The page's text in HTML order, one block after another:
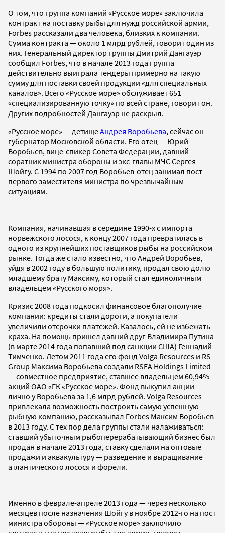
О том, что группа компаний «Русское море» заключила
контракт на поставку рыбы для нужд российской армии,
Forbes рассказали два человека, близких к компании.
Сумма контракта — около 1 млрд рублей, говорит один из
них. Генеральный директор группы Дмитрий Дангауэр
сообщил Forbes, что в начале 2013 года группа
действительно выиграла тендеры примерно на такую
сумму для поставки своей продукции «для специальных
каналов». Всего «Русское море» обслуживает 651
«специализированную точку» по всей стране, говорит он.
Других подробностей Дангауэр не раскрыл.
«Русское море» — детищеАндрея Воробьева, сейчас он
губернатор Московской области. Его отец — Юрий
Воробьев, вице-спикер Совета Федерации, давний
соратник министра обороны и экс-главы МЧС Сергея
Шойгу. С 1994 по 2007 год Воробьев-отец занимал пост
первого заместителя министра по чрезвычайным
ситуациям.
Компания, начинавшая в середине 1990-х с импорта
норвежского лосося, к концу 2007 года превратилась в
одного из крупнейших поставщиков рыбы на российском
рынке. Тогда же стало известно, что Андрей Воробьев,
уйдя в 2002 году в большую политику, продал свою долю
младшему брату Максиму, который стал единоличным
владельцем «Русского моря».
Кризис 2008 года подкосил финансовое благополучие
компании: кредиты стали дороги, а покупатели
увеличили отсрочки платежей. Казалось, ей не избежать
краха. На помощь пришел давний друг Владимира Путина
(в марте 2014 года попавший под санкции США) Геннадий
Тимченко. Летом 2011 года его фонд Volga Resources и RS
Group Максима Воробьева создали RSEA Holdings Limited
— совместное предприятие, ставшее владельцем 60,94%
акций ОАО «ГК «Русское море». Фонд выкупил акции
лично у Воробьева за 1,6 млрд рублей. Volga Resources
привлекала возможность построить самую успешную
рыбную компанию, рассказывал Forbes Максим Воробьев
в 2013 году. С тех пор дела группы стали налаживаться:
ставший убыточным рыбоперерабатывающий бизнес был
продан в начале 2013 года, ставку сделали на оптовые
продажи и аквакультуру — разведение и выращивание
атлантического лосося и форели.
Именно в феврале-апреле 2013 года — через несколько
месяцев после назначения Шойгу в ноябре 2012-го на пост
министра обороны — «Русское море» заключило